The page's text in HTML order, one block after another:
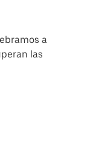
a
las